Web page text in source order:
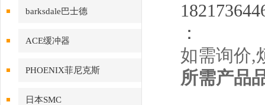
barksdale巴士德
ACE缓冲器
PHOENIX菲尼克斯
日本SMC
18
：
如需询价,
所需产品